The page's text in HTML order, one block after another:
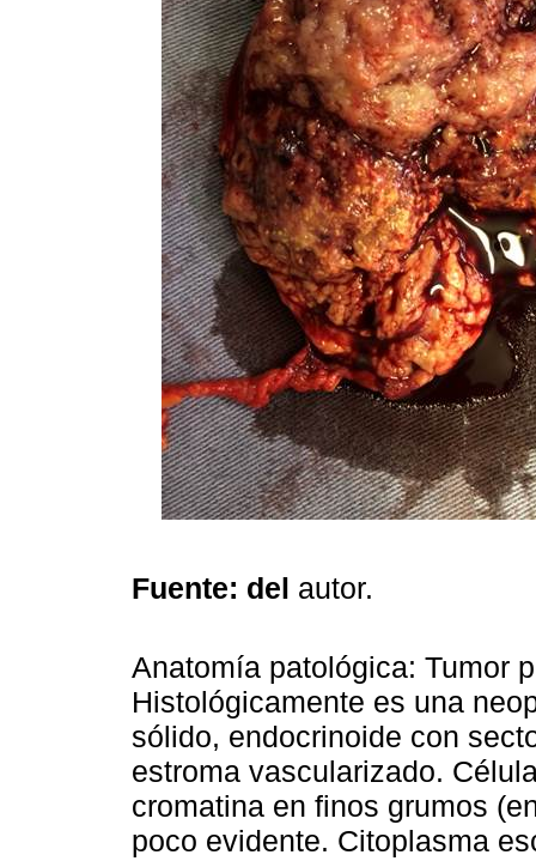
Fuente: del autor.
Anatomía patológica: Tumor
Histológicamente es una
sólido, endocrinoide con
estroma vascularizado.
cromatina en finos grumos
poco evidente. Citoplasma